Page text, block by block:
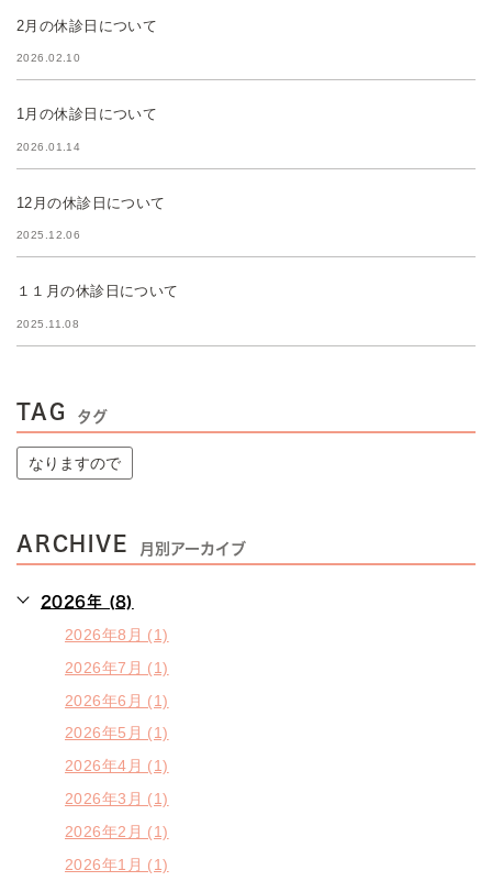
2月の休診日について
2026.02.10
1月の休診日について
2026.01.14
12月の休診日について
2025.12.06
１１月の休診日について
2025.11.08
TAG タグ
なりますので
ARCHIVE 月別アーカイブ
2026年 (8)
2026年8月 (1)
2026年7月 (1)
2026年6月 (1)
2026年5月 (1)
2026年4月 (1)
2026年3月 (1)
2026年2月 (1)
2026年1月 (1)